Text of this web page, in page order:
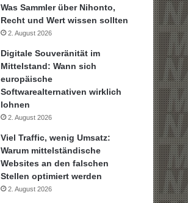
Was Sammler über Nihonto,
Recht und Wert wissen sollten
2. August 2026
Digitale Souveränität im
Mittelstand: Wann sich
europäische
Softwarealternativen wirklich
lohnen
2. August 2026
Viel Traffic, wenig Umsatz:
Warum mittelständische
Websites an den falschen
Stellen optimiert werden
2. August 2026